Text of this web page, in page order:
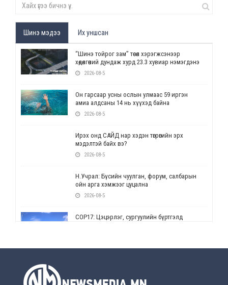
Шинэ мэдээ Их уншсан
“Шинэ тойрог зам” төсөл хэрэгжсэнээр
хөдөлгөөний дундаж хурд 23.3 хувиар нэмэгдэнэ
2026-08-5
Он гарсаар усны ослын улмаас 59 иргэн
амиа алдсаны 14 нь хүүхэд байна
2026-08-5
Ирэх онд САЙД нар хэдэн төгрөгийн эрх
мэдэлтэй байх вэ?
2026-08-5
Н.Учрал: Бүсийн чуулган, форум, салбарын
ойн арга хэмжээг цуцална
2026-08-5
СОР17: Цэцэрлэг, сургуулийн бүртгэлд